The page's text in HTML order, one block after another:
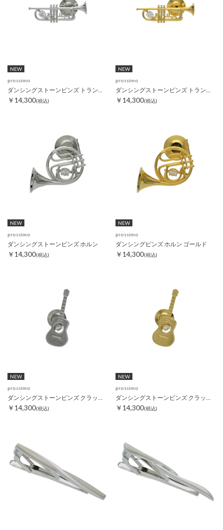
NEW
prossimo
ダンシングストーンピンズ トランペット
￥14,300(税込)
NEW
prossimo
ダンシングストーンピンズ トランペット ゴールド
￥14,300(税込)
NEW
prossimo
ダンシングストーンピンズ ホルン
￥14,300(税込)
NEW
prossimo
ダンシングピンズ ホルン ゴールド
￥14,300(税込)
NEW
prossimo
ダンシングストーンピンズ クラッシックギター
￥14,300(税込)
NEW
prossimo
ダンシングストーンピンズ クラッシックギター ゴールド
￥14,300(税込)